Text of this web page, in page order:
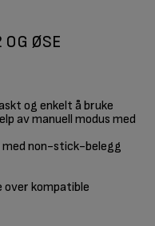
OG ØSE
og enkelt å bruke
av manuell modus med
non-stick-belegg
over kompatible